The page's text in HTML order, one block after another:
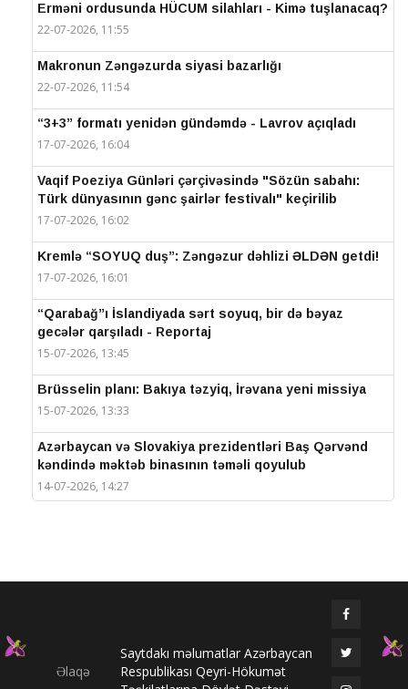
Erməni ordusunda HÜCUM silahları - Kimə tuşlanacaq?
22-07-2026, 11:55
Makronun Zəngəzurda siyasi bazarlığı
22-07-2026, 11:54
“3+3” formatı yenidən gündəmdə - Lavrov açıqladı
17-07-2026, 16:04
Vaqif Poeziya Günləri çərçivəsində "Sözün sabahı:
Türk dünyasının gənc şairlər festivalı" keçirilib
17-07-2026, 16:02
Kremlə “SOYUQ duş”: Zəngəzur dəhlizi ƏLDƏN getdi!
17-07-2026, 16:01
“Qarabağ”ı İslandiyada sərt soyuq, bir də bəyaz
gecələr qarşıladı - Reportaj
15-07-2026, 13:45
Brüsselin planı: Bakıya təzyiq, İrəvana yeni missiya
15-07-2026, 13:33
Azərbaycan və Slovakiya prezidentləri Baş Qərvənd
kəndində məktəb binasının təməli qoyulub
14-07-2026, 14:27
Prezidentlər Şuşada mətbuata bəyanatlarla çıxış
Elməddin Behbud: “IV Şuşa Qlobal Media Forumu
beynəlxalq media əməkdaşlığının nüfuzlu
Əlaqə
Saytdakı məlumatlar Azərbaycan
Respublikası Qeyri-Hökumət